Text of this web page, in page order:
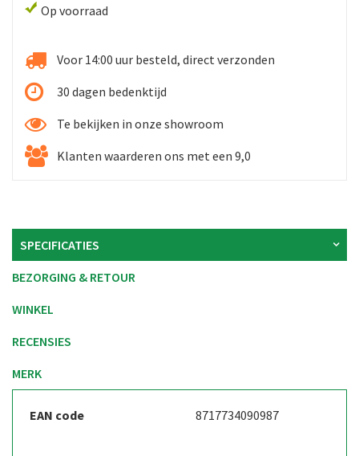
Op voorraad
Voor 14:00 uur besteld, direct verzonden
30 dagen bedenktijd
Te bekijken in onze showroom
Klanten waarderen ons met een 9,0
SPECIFICATIES
BEZORGING & RETOUR
WINKEL
RECENSIES
MERK
EAN code 8717734090987